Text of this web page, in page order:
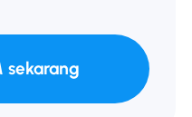
sekarang